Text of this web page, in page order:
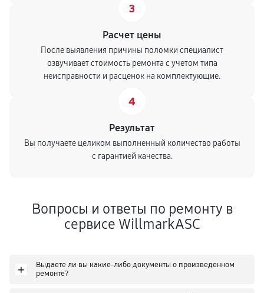
3
Расчет цены
После выявления причины поломки специалист
озвучивает стоимость ремонта с учетом типа
неисправности и расценок на комплектующие.
4
Результат
Вы получаете целиком выполненный количество работы
с гарантией качества.
Вопросы и ответы по ремонту в
сервисе WillmarkASC
+
Выдаете ли вы какие-либо документы о произведенном
ремонте?